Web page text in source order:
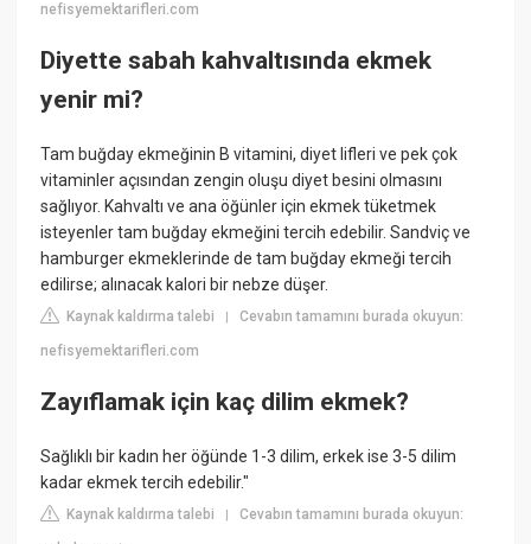
nefisyemektarifleri.com
Diyette sabah kahvaltısında ekmek
yenir mi?
Tam buğday ekmeğinin B vitamini, diyet lifleri ve pek çok
vitaminler açısından zengin oluşu diyet besini olmasını
sağlıyor. Kahvaltı ve ana öğünler için ekmek tüketmek
isteyenler tam buğday ekmeğini tercih edebilir. Sandviç ve
hamburger ekmeklerinde de tam buğday ekmeği tercih
edilirse; alınacak kalori bir nebze düşer.
Kaynak kaldırma talebi |Cevabın tamamını burada okuyun:
nefisyemektarifleri.com
Zayıflamak için kaç dilim ekmek?
Sağlıklı bir kadın her öğünde 1-3 dilim, erkek ise 3-5 dilim
kadar ekmek tercih edebilir."
Kaynak kaldırma talebi |Cevabın tamamını burada okuyun: